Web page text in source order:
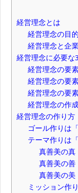
経営理念とは
経営理念の目
経営理念と企
経営理念に必要な
経営理念の要
経営理念の要
経営理念の要
経営理念の作
経営理念の作り方
ゴール作りは
テーマ作りは
真善美の真
真善美の善
真善美の美
ミッション作